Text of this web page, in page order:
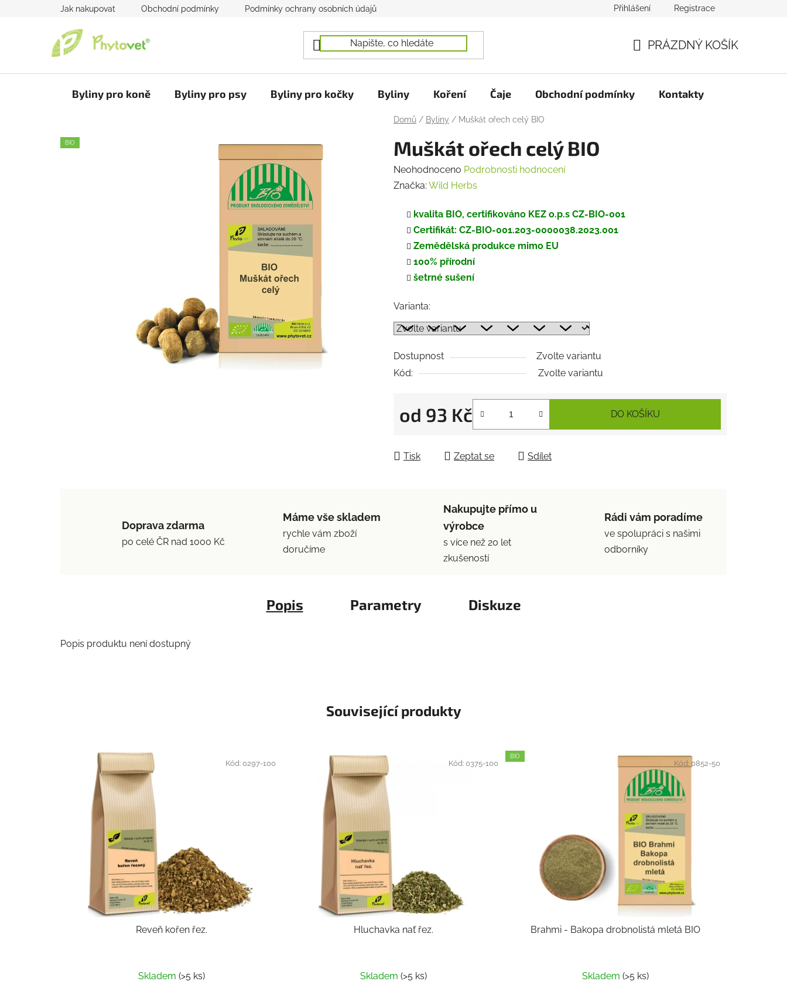
Jak nakupovat Obchodní podmínky Podmínky ochrany osobních údajů Přihlášení Registrace
KOŠÍK
PRÁZDNÝ KOŠÍK
Byliny pro koně Byliny pro psy Byliny pro kočky Byliny Koření Čaje Obchodní podmínky Kontakty
Domů / Byliny / Muškát ořech celý BIO
Muškát ořech celý BIO
Průměrné
hodnocení
hvězdiček.
Neohodnoceno Podrobnosti hodnocení
Značka: Wild Herbs
kvalita BIO, certifikováno KEZ o.p.s CZ-BIO-001
Certifikát: CZ-BIO-001.203-0000038.2023.001
Zemědělská produkce mimo EU
100% přírodní
šetrné sušení
Varianta:
Dostupnost
Zvolte variantu
Kód:
Zvolte variantu
od 93 Kč DO KOŠÍKU
Tisk Zeptat se Sdílet
BIO
Doprava zdarma
po celé ČR nad 1000 Kč
Máme vše skladem
rychle vám zboží
doručíme
Nakupujte přímo u
výrobce
s více než 20 let
zkušeností
Rádi vám poradíme
ve spolupráci s našimi
odborníky
Popis Parametry Diskuze
Popis produktu není dostupný
Související produkty
Reveň kořen řez.
Skladem (>5 ks)
Kód:0297-100
Hluchavka nať řez.
Skladem (>5 ks)
Kód:0375-100
BIO
Brahmi - Bakopa drobnolistá mletá BIO
hodnocení
Skladem(>5 ks)
Kód:0852-50